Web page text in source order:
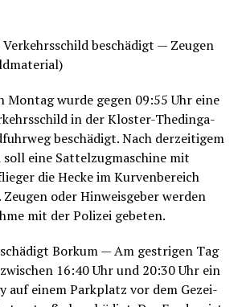
beschä­digt — Zeu­gen
wur­de gegen 09:55 Uhr eine
in der Klos­ter-The­dinga-
beschä­digt. Nach der­zei­ti­gem
eine Sat­tel­zug­ma­schi­ne mit
die Hecke im Kur­ven­be­reich
Zeu­gen oder Hin­weis­ge­ber wer­den
mit der Poli­zei gebeten.
Bor­kum — Am gest­ri­gen Tag
16:40 Uhr und 20:30 Uhr ein
auf einem Park­platz vor dem Gezei­